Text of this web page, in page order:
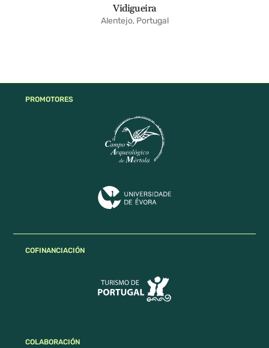
Vidigueira
Alentejo, Portugal
PROMOTORES
COFINANCIACIÓN
COLABORACIÓN